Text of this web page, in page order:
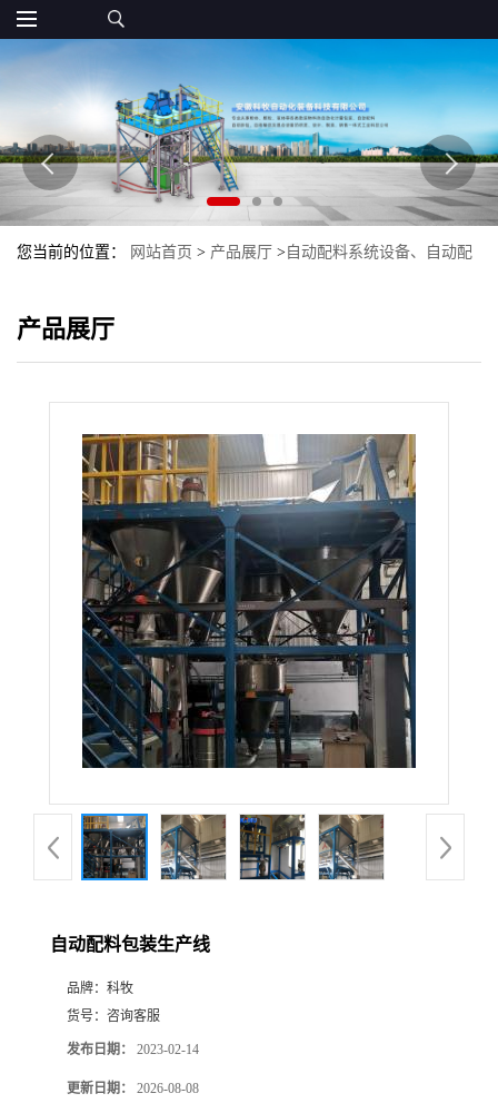
您当前的位置： 网站首页 > 产品展厅 > 自动配料系统设备、自动配
产品展厅
自动配料包装生产线
品牌： 科牧
货号： 咨询客服
发布日期： 2023-02-14
更新日期： 2026-08-08